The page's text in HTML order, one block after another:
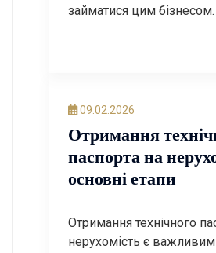
займатися цим
легалізації. У цьому
щодо узаконення
також відповімо на
запитання. Крок […]
09.02.2026
Отримання
паспорта на
основні етапи
Отримання технічного
нерухомість є